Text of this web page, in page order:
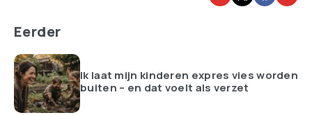
Eerder
Ik laat mijn kinderen expres vies worden
buiten – en dat voelt als verzet